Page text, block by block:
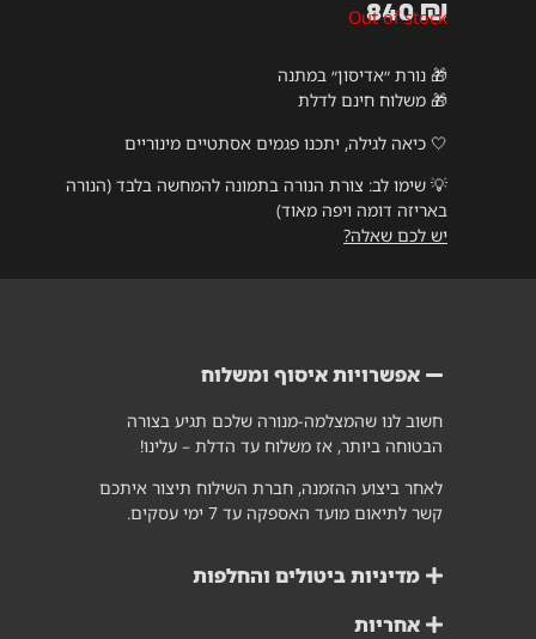
840₪
Out of stock
🎁 נורת ״אדיסון״ במתנה
🎁 משלוח חינם לדלת
🤍 כיאה לגילה, יתכנו פגמים אסתטיים מינוריים
💡 שימו לב: צורת הנורה בתמונה להמחשה בלבד (הנורה
באריזה דומה ויפה מאוד)
יש לכם שאלה?
אפשרויות איסוף ומשלוח
חשוב לנו שהמצלמה-מנורה שלכם תגיע בצורה
הבטוחה ביותר, אז משלוח עד הדלת – עלינו!
לאחר ביצוע ההזמנה, חברת השילוח תיצור איתכם
קשר לתיאום מועד האספקה עד 7 ימי עסקים.
מדיניות ביטולים והחלפות
אחריות